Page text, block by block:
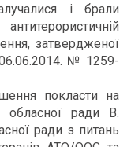
і брали
затвердженої
№ 1259-
покласти на
обласної ради В.
ради з питань